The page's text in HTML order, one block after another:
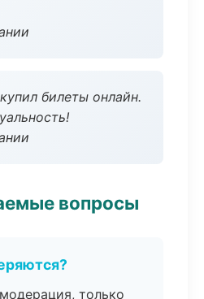
билеты онлайн.
вопросы
только